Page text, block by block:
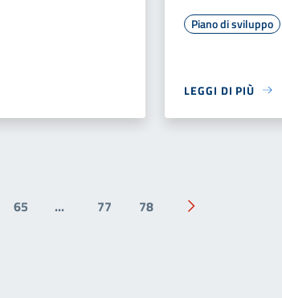
Piano di sviluppo
LEGGI DI PIÙ
65 ... 77 78
Pagina successiva